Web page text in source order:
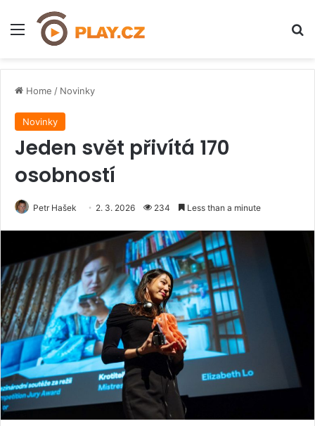
Menu
Home / Novinky
Novinky
Jeden svět přivítá 170
osobností
Petr Hašek 2. 3. 2026 234 Less than a minute